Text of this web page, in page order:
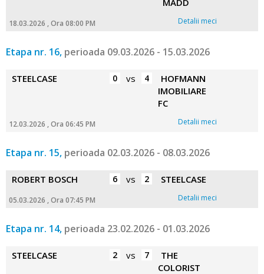
MADD
18.03.2026 , Ora 08:00 PM Detalii meci
Etapa nr. 16, perioada 09.03.2026 - 15.03.2026
STEELCASE 0 vs 4
HOFMANN
IMOBILIARE
FC
12.03.2026 , Ora 06:45 PM Detalii meci
Etapa nr. 15, perioada 02.03.2026 - 08.03.2026
ROBERT BOSCH 6 vs 2 STEELCASE
05.03.2026 , Ora 07:45 PM Detalii meci
Etapa nr. 14, perioada 23.02.2026 - 01.03.2026
STEELCASE 2 vs 7
THE
COLORIST